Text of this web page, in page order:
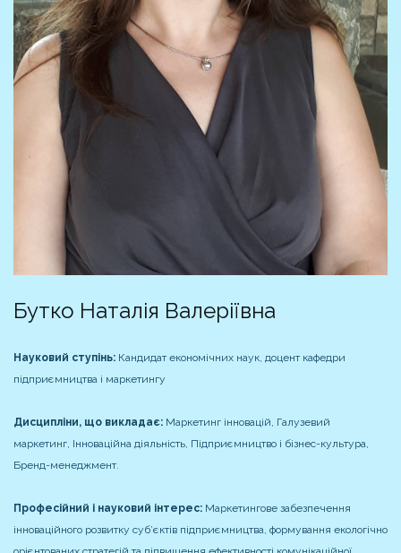
Бутко Наталія Валеріївна
Науковий ступінь: Кандидат економічних наук, доцент кафедри
підприємництва і маркетингу
Дисципліни, що викладає: Маркетинг інновацій, Галузевий
маркетинг, Інноваційна діяльність, Підприємництво і бізнес-культура,
Бренд-менеджмент.
Професійний і науковий інтерес: Маркетингове забезпечення
інноваційного розвитку суб’єктів підприємництва, формування екологічно